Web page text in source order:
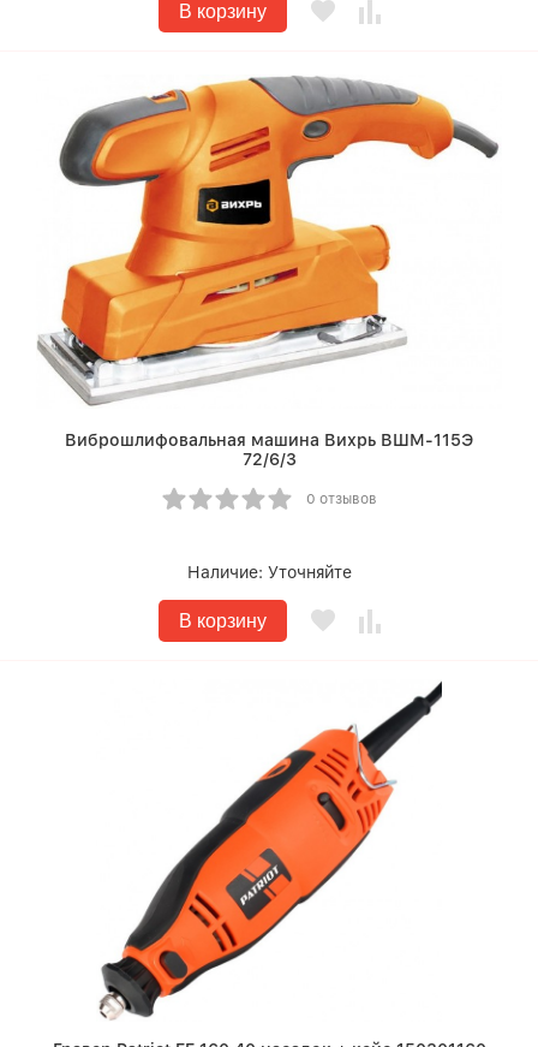
В корзину
Виброшлифовальная машина Вихрь ВШМ-115Э
72/6/3
0 отзывов
Наличие: Уточняйте
В корзину